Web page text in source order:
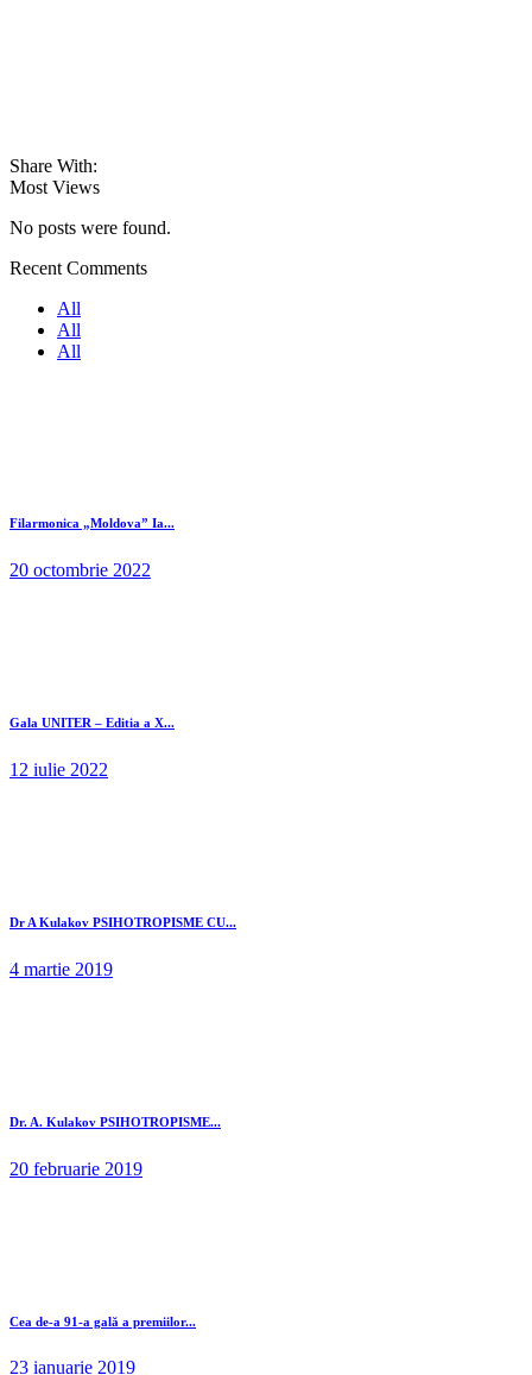
Share With:
Most Views
No posts were found.
Recent Comments
All
All
All
Filarmonica „Moldova” Ia...
20 octombrie 2022
Gala UNITER – Editia a X...
12 iulie 2022
Dr A Kulakov PSIHOTROPISME CU...
4 martie 2019
Dr. A. Kulakov PSIHOTROPISME...
20 februarie 2019
Cea de-a 91-a gală a premiilor...
23 ianuarie 2019